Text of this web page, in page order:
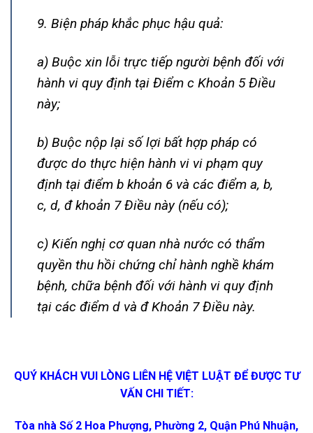
9. Biện pháp khắc phục hậu quả:
a) Buộc xin lỗi trực tiếp người bệnh đối với
hành vi quy định tại Điểm c Khoản 5 Điều
này;
b) Buộc nộp lại số lợi bất hợp pháp có
được do thực hiện hành vi vi phạm quy
định tại điểm b khoản 6 và các điểm a, b,
c, d, đ khoản 7 Điều này (nếu có);
c) Kiến nghị cơ quan nhà nước có thẩm
quyền thu hồi chứng chỉ hành nghề khám
bệnh, chữa bệnh đối với hành vi quy định
tại các điểm d và đ Khoản 7 Điều này.
QUÝ KHÁCH VUI LÒNG LIÊN HỆ VIỆT LUẬT ĐỂ ĐƯỢC TƯ
VẤN CHI TIẾT:
Tòa nhà Số 2 Hoa Phượng, Phường 2, Quận Phú Nhuận,